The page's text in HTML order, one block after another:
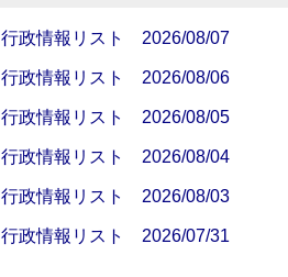
行政情報リスト 2026/08/07
行政情報リスト 2026/08/06
行政情報リスト 2026/08/05
行政情報リスト 2026/08/04
行政情報リスト 2026/08/03
行政情報リスト 2026/07/31